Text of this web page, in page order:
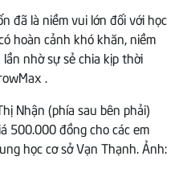
đã là niềm vui lớn đối với học
hoàn cảnh khó khăn, niềm
nhờ sự sẻ chia kịp thời
.